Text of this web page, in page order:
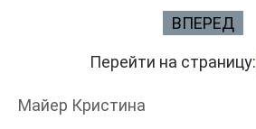
ВПЕРЕД
Перейти на страницу:
Майер Кристина